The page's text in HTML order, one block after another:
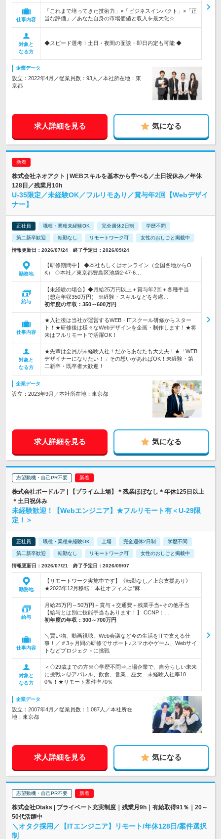
仕事内容
「これまで培ってきた技術力」×「ビジネスインパクト」×「正
当な評価」／あなた自身の市場価値と収入を最大化☆
対象と
なる方
◆スピード選考！土日・夜間の面談・即日内定も可能 ◆
企業データ
設立：2022年4月／従業員数：93人／本社所在地：東
京都
求人詳細を見る 気になる
株式会社ネオアクト | WEBスキルを基本から学べる／土日祝休み／年休
128日／残業月10h
U-35限定／未経験OK／フルリモあり／賞与年2回【Webデザイ
ナー】
正社員 職種・業種未経験OK 完全週休2日制 学歴不問
第二新卒歓迎 転勤なし リモートワーク可 女性のおしごと掲載中
情報更新日：2026/07/24 終了予定日：2026/09/24
勤務地
【研修期間中】 ◆本社もしくはオンライン（全国各地からO
K） ◇本社／東京都豊島区池袋2-47-6…
給与
【未経験の場合】◆月給25万円以上＋賞与年2回＋各種手当
（想定年収350万円） ※経験・スキルなどを考慮…
初年度の年収： 350～600万円
仕事内容
★入社後は当社が運営するWEB・ITスクール研修からスター
ト！★研修後は様々なWebデザインを企画・制作します！★将
来はフルリモートで活躍OK！
対象と
なる方
★先輩は全員が未経験入社！だからあなたも大丈夫！★「WEB
デザイナーになりたい！」その想いがあればOK！未経験・第
二新卒・既卒者大歓迎！
企業データ
設立：2023年9月／本社所在地：東京都
求人詳細を見る 気になる
志望動機・自己PR不要
株式会社ボードルア | 【プライム上場】＊残業ほぼなし＊年休125日以上
＊土日祝休み
未経験歓迎！【Webエンジニア】★フルリモート有＜U-29限
定！＞
正社員 職種・業種未経験OK 上場 完全週休2日制 学歴不問
第二新卒歓迎 転勤なし リモートワーク可 女性のおしごと掲載中
情報更新日：2026/07/21 終了予定日：2026/09/07
勤務地
【リモートワーク実施中です】《転勤なし／上京支援あり》
★2023年12月移転！本社オフィスは"麻…
給与
月給25万円～50万円＋賞与＋交通費＋残業手当+その他手当
【給与とは別に技能手当もあります！】 CCNP：…
初年度の年収： 300～700万円
仕事内容
＼買い物、動画視聴、Web会議など今の生活をITで支える仕
事！／＃3ヶ月間の研修でサポート♪スマホやゲーム、Webサイ
トなどプロジェクトに挑戦
対象と
なる方
＜◇29歳までの方※◇学歴不問⇒上場企業で、自分らしい未来
に挑戦＞◎アパレル、飲食、営業、巫女…未経験入社率10
0％！★リモート案件率70％
企業データ
設立：2007年4月／従業員数：1,087人／本社所在
地：東京都
求人詳細を見る 気になる
志望動機・自己PR不要
株式会社Otaks | プライベート充実制度｜残業月9h｜有給取得91％｜20～
50代活躍中
＼オタク採用／【ITエンジニア】リモート/年休128日/案件選択
制